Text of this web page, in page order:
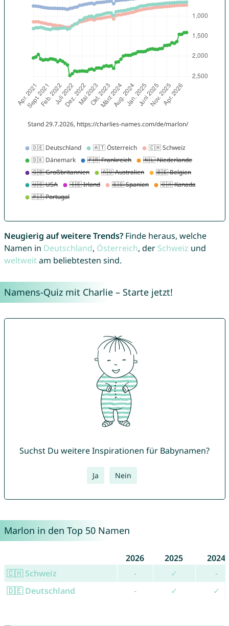
Neugierig auf weitere Trends?Finde heraus, welche
Namen in Deutschland, Österreich, der Schweiz und
weltweitam beliebtesten sind.
Namens-Quiz mit Charlie – Starte jetzt!
Suchst Du weitere Inspirationen für Babynamen?
Ja Nein
Marlon in den Top 50 Namen
2026 2025
2024
🇨🇭 Schweiz
- ✓
-
🇩🇪 Deutschland
- ✓ ✓